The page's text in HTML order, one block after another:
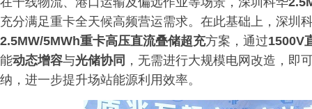
充分满足重卡全天候高频营运需求。在此基础上，深圳
2.5MW/5MWh重卡高压直流叠储超充方案，通过1500V
能动态增容与光储协同 ，无需进行大规模电网改造，即
纳，进一步提升场站能源利用效率。